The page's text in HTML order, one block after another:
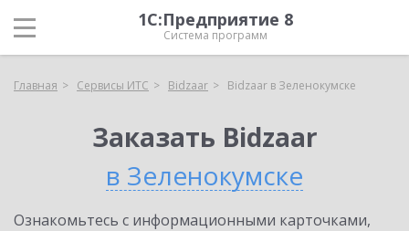
1С:Предприятие 8
Система программ
Главная Сервисы ИТС Bidzaar Bidzaar в Зеленокумске
Заказать Bidzaar
в Зеленокумске
Ознакомьтесь с информационными карточками,